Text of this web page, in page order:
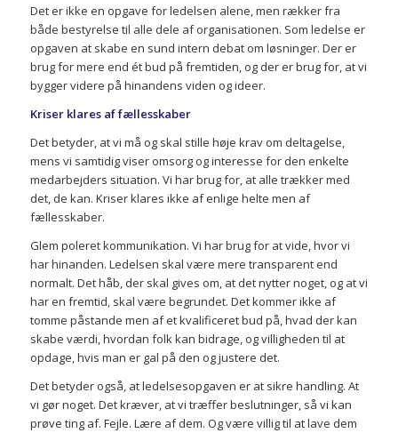
Det er ikke en opgave for ledelsen alene, men rækker fra
både bestyrelse til alle dele af organisationen. Som ledelse er
opgaven at skabe en sund intern debat om løsninger. Der er
brug for mere end ét bud på fremtiden, og der er brug for, at vi
bygger videre på hinandens viden og ideer.
Kriser klares af fællesskaber
Det betyder, at vi må og skal stille høje krav om deltagelse,
mens vi samtidig viser omsorg og interesse for den enkelte
medarbejders situation. Vi har brug for, at alle trækker med
det, de kan. Kriser klares ikke af enlige helte men af
fællesskaber.
Glem poleret kommunikation. Vi har brug for at vide, hvor vi
har hinanden. Ledelsen skal være mere transparent end
normalt. Det håb, der skal gives om, at det nytter noget, og at vi
har en fremtid, skal være begrundet. Det kommer ikke af
tomme påstande men af et kvalificeret bud på, hvad der kan
skabe værdi, hvordan folk kan bidrage, og villigheden til at
opdage, hvis man er gal på den og justere det.
Det betyder også, at ledelsesopgaven er at sikre handling. At
vi gør noget. Det kræver, at vi træffer beslutninger, så vi kan
prøve ting af. Fejle. Lære af dem. Og være villig til at lave dem